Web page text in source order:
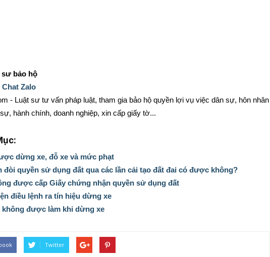
sư bảo hộ
Chat Zalo
- Luật sư tư vấn pháp luật, tham gia bảo hộ quyền lợi vụ việc dân sự, hôn nhân
hành chính, doanh nghiệp, xin cấp giấy tờ...
dừng xe, đỗ xe và mức phạt
đòi quyền sử dụng đất qua các lần cải tạo đất đai có được không?
được cấp Giấy chứng nhận quyền sử dụng đất
điều lệnh ra tín hiệu dừng xe
không được làm khi dừng xe
Twitter